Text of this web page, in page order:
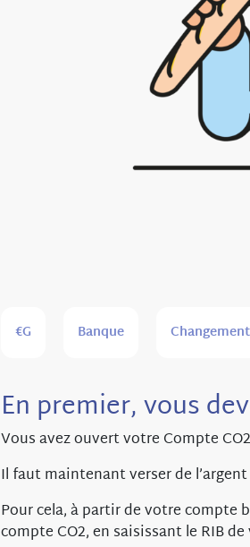
€G Banque
En premier, vous
Vous avez ouvert votre Compte
Il faut maintenant verser de
Pour cela, à partir de votre compte
compte CO2, en saisissant le RIB